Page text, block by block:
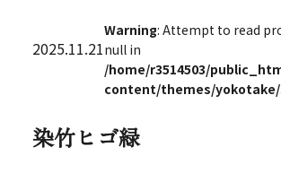
2025.11.21
Warning: Attempt to read
null in
/home/r3514503/
content/themes/
染竹ヒゴ緑